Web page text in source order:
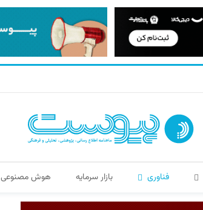
فناوری بازار سرمایه هوش مصنوعی